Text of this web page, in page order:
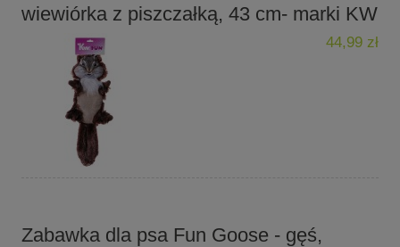
wiewiórka z piszczałką, 43 cm- marki KW
44,99 zł
Zabawka dla psa Fun Goose - gęś,